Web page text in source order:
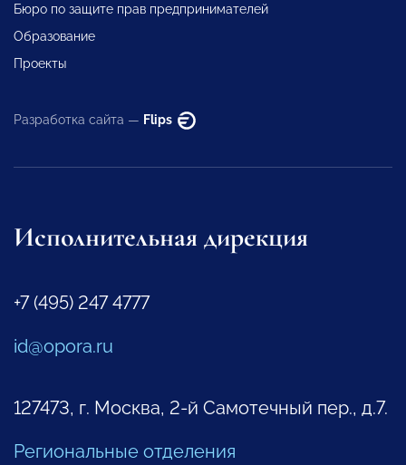
Бюро по защите прав предпринимателей
Образование
Проекты
Разработка сайта — Flips
Исполнительная дирекция
+7 (495) 247 4777
id@opora.ru
127473, г. Москва, 2-й Самотечный пер., д.7.
Региональные отделения